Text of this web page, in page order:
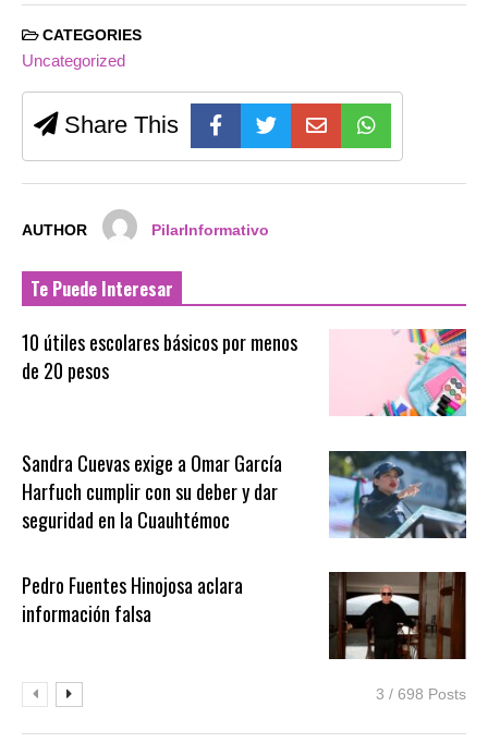
CATEGORIES
Uncategorized
Share This
AUTHOR PilarInformativo
Te Puede Interesar
10 útiles escolares básicos por menos
de 20 pesos
Sandra Cuevas exige a Omar García
Harfuch cumplir con su deber y dar
seguridad en la Cuauhtémoc
Pedro Fuentes Hinojosa aclara
información falsa
3 / 698 Posts